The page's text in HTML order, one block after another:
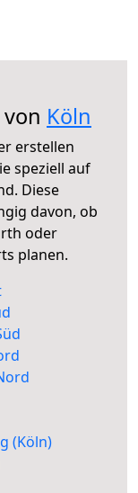
Köln
erstellen
speziell auf
Diese
davon, ob
oder
planen.
(Köln)